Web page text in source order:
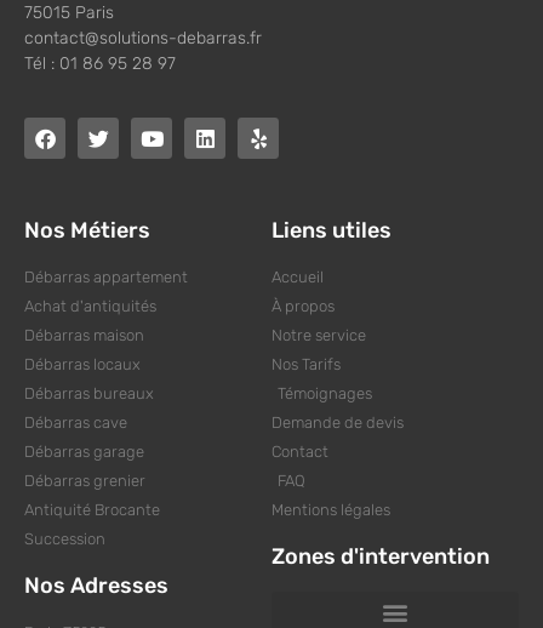
75015 Paris
contact@solutions-debarras.fr
Tél : 01 86 95 28 97
Nos Métiers
Débarras appartement
Achat d'antiquités
Débarras maison
Débarras locaux
Débarras bureaux
Débarras cave
Débarras garage
Débarras grenier
Antiquité Brocante
Succession
Nos Adresses
Liens utiles
Accueil
À propos
Notre service
Nos Tarifs
Témoignages
Demande de devis
Contact
FAQ
Mentions légales
Zones d'intervention